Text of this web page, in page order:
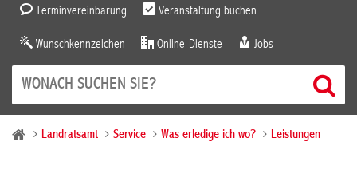
Terminvereinbarung Veranstaltung buchen
Wunschkennzeichen Online-Dienste Jobs
Landratsamt Service Was erledige ich wo? Leistungen